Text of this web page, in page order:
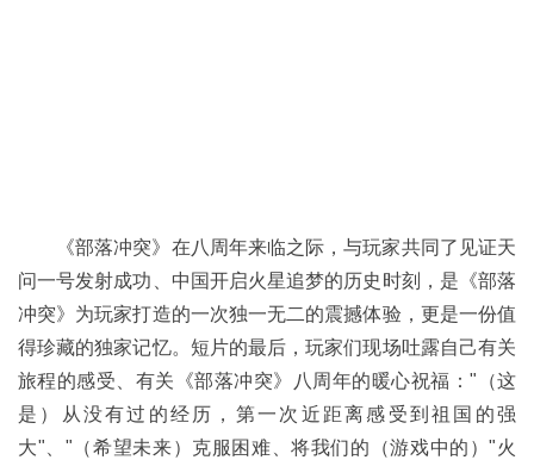
《部落冲突》在八周年来临之际，与玩家共同了见证天
问一号发射成功、中国开启火星追梦的历史时刻，是《部落
冲突》为玩家打造的一次独一无二的震撼体验，更是一份值
得珍藏的独家记忆。短片的最后，玩家们现场吐露自己有关
旅程的感受、有关《部落冲突》八周年的暖心祝福："（这
是）从没有过的经历，第一次近距离感受到祖国的强
大"、"（希望未来）克服困难、将我们的（游戏中的）"火